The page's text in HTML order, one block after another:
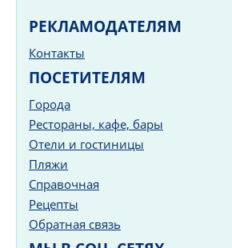
РЕКЛАМОДАТЕЛЯМ
Контакты
ПОСЕТИТЕЛЯМ
Города
Рестораны, кафе, бары
Отели и гостиницы
Пляжи
Справочная
Рецепты
Обратная связь